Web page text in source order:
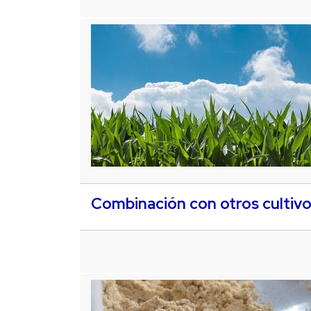
Combinación con otros